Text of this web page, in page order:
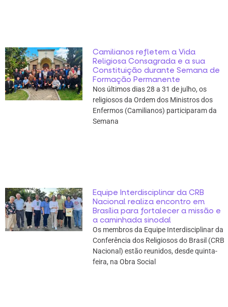
Camilianos refletem a Vida
Religiosa Consagrada e a sua
Constituição durante Semana de
Formação Permanente
Nos últimos dias 28 a 31 de julho, os
religiosos da Ordem dos Ministros dos
Enfermos (Camilianos) participaram da
Semana
Equipe Interdisciplinar da CRB
Nacional realiza encontro em
Brasília para fortalecer a missão e
a caminhada sinodal
Os membros da Equipe Interdisciplinar da
Conferência dos Religiosos do Brasil (CRB
Nacional) estão reunidos, desde quinta-
feira, na Obra Social